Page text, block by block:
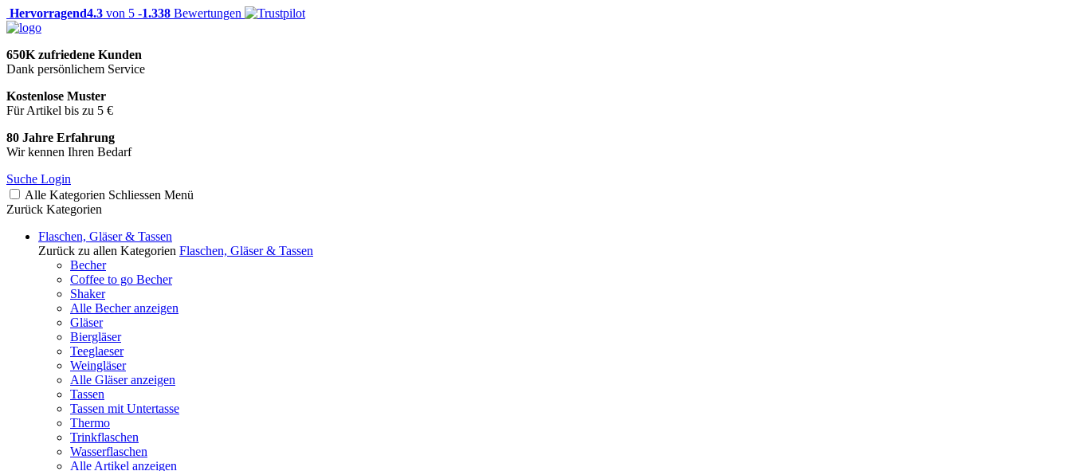
Hervorragend4.3 von 5 -1.338 Bewertungen
650K zufriedene Kunden
Dank persönlichem Service
Kostenlose Muster
Für Artikel bis zu 5 €
80 Jahre Erfahrung
Wir kennen Ihren Bedarf
Suche Login
Alle Kategorien Schliessen Menü
Zurück Kategorien
Flaschen, Gläser & Tassen
Zurück zu allen Kategorien Flaschen, Gläser & Tassen
Becher
Coffee to go Becher
Shaker
Alle Becher anzeigen
Gläser
Biergläser
Teeglaeser
Weingläser
Alle Gläser anzeigen
Tassen
Tassen mit Untertasse
Thermo
Trinkflaschen
Wasserflaschen
Alle Artikel anzeigen